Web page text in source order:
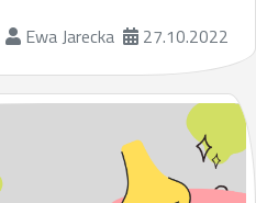
Ewa Jarecka 27.10.2022